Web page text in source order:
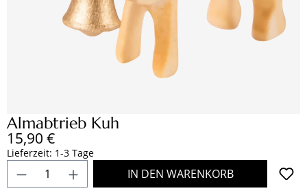
Almabtrieb Kuh
Regulärer Preis:
15,90 €
Lieferzeit: 1-3 Tage
Produkt Anzahl: Gib den gewünschten
IN DEN WARENKORB